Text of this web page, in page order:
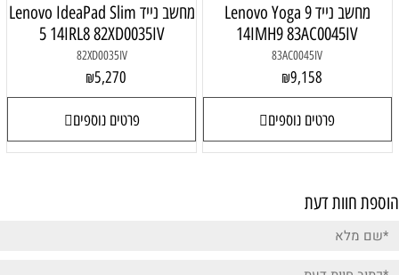
מחשב נייד Lenovo Yoga 9
14IMH9 83AC0045IV
83AC0045IV
₪9,158
פרטים נוספים
מחשב נייד Lenovo IdeaPad Slim
5 14IRL8 82XD0035IV
82XD0035IV
₪5,270
פרטים נוספים
הוספת חוות דעת